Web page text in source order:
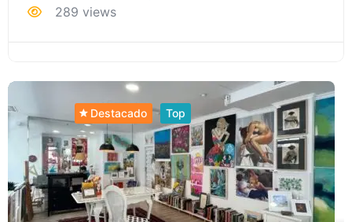
289 views
Destacado Top